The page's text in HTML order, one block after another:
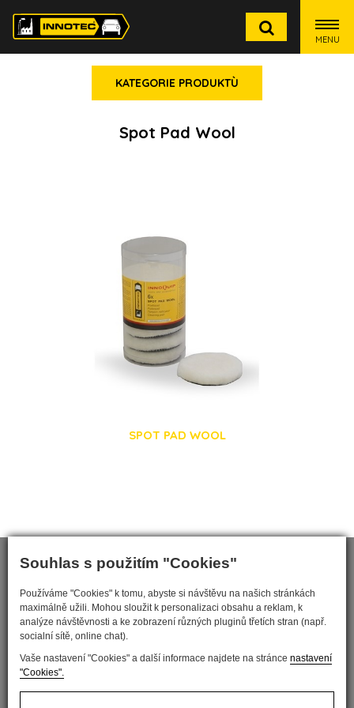
Souhlas s použitím "Cookies"
Používáme "Cookies" k tomu, abyste si návštěvu na našich stránkách
maximálně užili. Mohou sloužit k personalizaci obsahu a reklam, k
analýze návštěvnosti a ke zobrazení různých pluginů třetích stran (např.
socialní sítě, online chat).
Vaše nastavení "Cookies" a další informace najdete na stránce nastavení
"Cookies".
MENU
KATEGORIE PRODUKTÙ
Spot Pad Wool
SPOT PAD WOOL